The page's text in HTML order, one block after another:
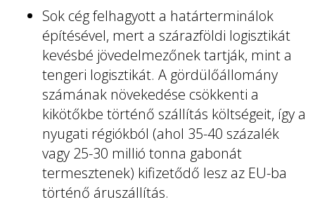
Sok cég felhagyott a határterminálok
építésével, mert a szárazföldi logisztikát
kevésbé jövedelmezőnek tartják, mint a
tengeri logisztikát. A gördülőállomány
számának növekedése csökkenti a
kikötőkbe történő szállítás költségeit, így a
nyugati régiókból (ahol 35-40 százalék
vagy 25-30 millió tonna gabonát
termesztenek) kifizetődő lesz az EU-ba
történő áruszállítás.